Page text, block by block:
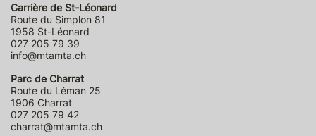
Carrière de St-Léonard
Route du Simplon 81
1958 St-Léonard
027 205 79 39
info@mtamta.ch
Parc de Charrat
Route du Léman 25
1906 Charrat
027 205 79 42
charrat@mtamta.ch